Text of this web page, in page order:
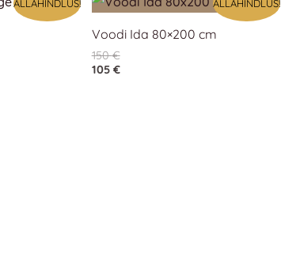
ALLAHINDLUS! ALLAHINDLUS!
Voodi Ida 80×200 cm
150€
105 €